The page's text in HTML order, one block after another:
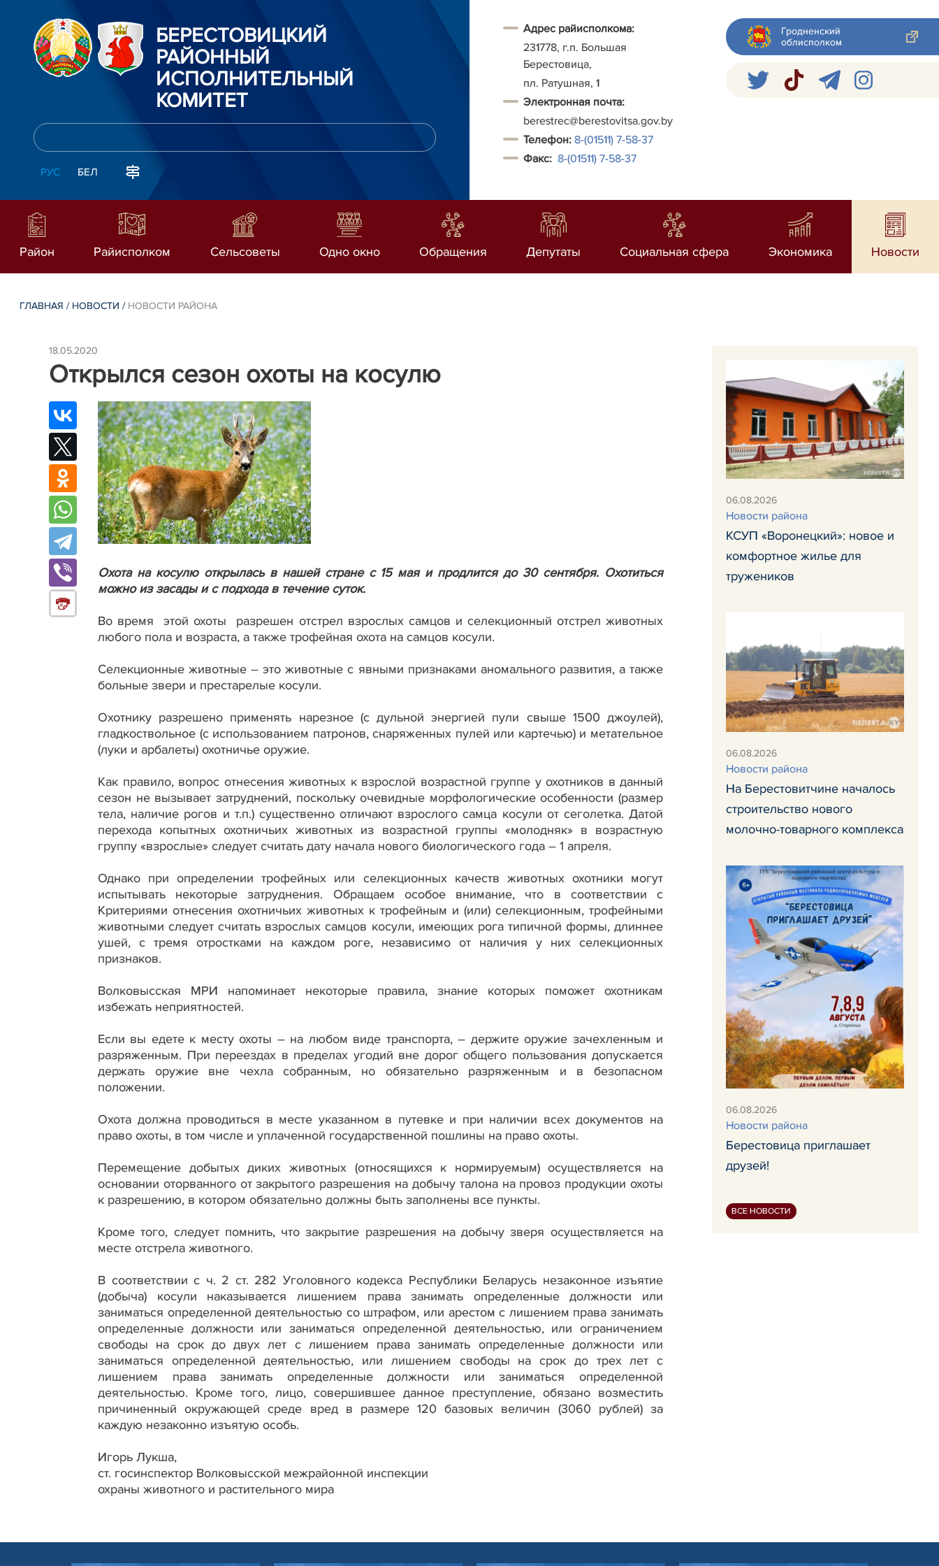
БЕРЕСТОВИЦКИЙ
РАЙОННЫЙ
ИСПОЛНИТЕЛЬНЫЙ
КОМИТЕТ
РУС БЕЛ
Адрес райисполкома:
231778, г.п. Большая
Берестовица,
пл. Ратушная, 1
Электронная почта:
berestrec@berestovitsa.gov.by
Телефон: 8-(01511) 7-58-37
Факс: 8-(01511) 7-58-37
Гродненский
облисполком
Район Райисполком Сельсоветы Одно окно Обращения Депутаты Социальная сфера Экономика Новости
ГЛАВНАЯ / НОВОСТИ / НОВОСТИ РАЙОНА
18.05.2020
Открылся сезон охоты на косулю
Охота на косулю открылась в нашей стране с 15 мая и продлится до 30 сентября. Охотиться
можно из засады и с подхода в течение суток.
Во время этой охоты разрешен отстрел взрослых самцов и селекционный отстрел животных
любого пола и возраста, а также трофейная охота на самцов косули.
Селекционные животные – это животные с явными признаками аномального развития, а также
больные звери и престарелые косули.
Охотнику разрешено применять нарезное (с дульной энергией пули свыше 1500 джоулей),
гладкоствольное (с использованием патронов, снаряженных пулей или картечью) и метательное
(луки и арбалеты) охотничье оружие.
Как правило, вопрос отнесения животных к взрослой возрастной группе у охотников в данный
сезон не вызывает затруднений, поскольку очевидные морфологические особенности (размер
тела, наличие рогов и т.п.) существенно отличают взрослого самца косули от сеголетка. Датой
перехода копытных охотничьих животных из возрастной группы «молодняк» в возрастную
группу «взрослые» следует считать дату начала нового биологического года – 1 апреля.
Однако при определении трофейных или селекционных качеств животных охотники могут
испытывать некоторые затруднения. Обращаем особое внимание, что в соответствии с
Критериями отнесения охотничьих животных к трофейным и (или) селекционным, трофейными
животными следует считать взрослых самцов косули, имеющих рога типичной формы, длиннее
ушей, с тремя отростками на каждом роге, независимо от наличия у них селекционных
признаков.
Волковысская МРИ напоминает некоторые правила, знание которых поможет охотникам
избежать неприятностей.
Если вы едете к месту охоты – на любом виде транспорта, – держите оружие зачехленным и
разряженным. При переездах в пределах угодий вне дорог общего пользования допускается
держать оружие вне чехла собранным, но обязательно разряженным и в безопасном
положении.
Охота должна проводиться в месте указанном в путевке и при наличии всех документов на
право охоты, в том числе и уплаченной государственной пошлины на право охоты.
Перемещение добытых диких животных (относящихся к нормируемым) осуществляется на
основании оторванного от закрытого разрешения на добычу талона на провоз продукции охоты
к разрешению, в котором обязательно должны быть заполнены все пункты.
Кроме того, следует помнить, что закрытие разрешения на добычу зверя осуществляется на
месте отстрела животного.
В соответствии с ч. 2 ст. 282 Уголовного кодекса Республики Беларусь незаконное изъятие
(добыча) косули наказывается лишением права занимать определенные должности или
заниматься определенной деятельностью со штрафом, или арестом с лишением права занимать
определенные должности или заниматься определенной деятельностью, или ограничением
свободы на срок до двух лет с лишением права занимать определенные должности или
заниматься определенной деятельностью, или лишением свободы на срок до трех лет с
лишением права занимать определенные должности или заниматься определенной
деятельностью. Кроме того, лицо, совершившее данное преступление, обязано возместить
причиненный окружающей среде вред в размере 120 базовых величин (3060 рублей) за
каждую незаконно изъятую особь.
Игорь Лукша,
ст. госинспектор Волковысской межрайонной инспекции
охраны животного и растительного мира
06.08.2026
Новости района
КСУП «Воронецкий»: новое и
комфортное жилье для
тружеников
06.08.2026
Новости района
На Берестовитчине началось
строительство нового
молочно-товарного комплекса
06.08.2026
Новости района
Берестовица приглашает
друзей!
ВСЕ НОВОСТИ